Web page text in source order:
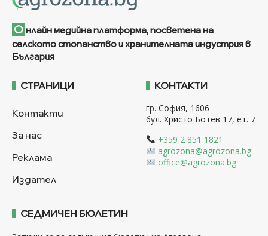
О нлайн медийна платформа, посветена на
селското стопанство и хранителната индустрия в
България
СТРАНИЦИ
Контакти
За нас
Реклама
Издател
КОНТАКТИ
гр. София, 1606
бул. Христо Ботев 17, ет. 7
+359 2 851 1821
agrozona@agrozona.bg
office@agrozona.bg
СЕДМИЧЕН БЮЛЕТИН